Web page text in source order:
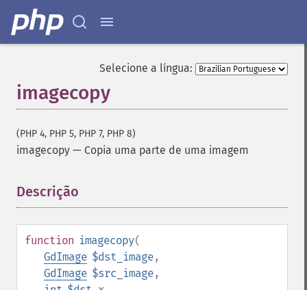
Selecione a língua:
imagecopy
(PHP 4, PHP 5, PHP 7, PHP 8)
imagecopy — Copia uma parte de uma imagem
Descrição
function imagecopy(
GdImage $dst_image,
GdImage $src_image,